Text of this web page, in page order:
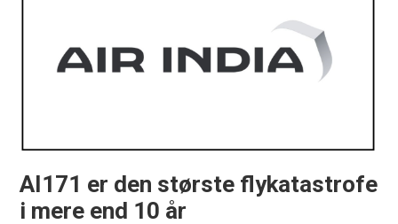
AI171 er den største flykatastrofe
i mere end 10 år